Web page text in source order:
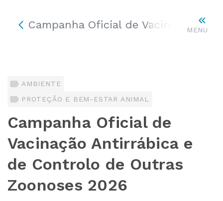
MENU
Campanha Oficial de Vacinação
AMBIENTE
PROTEÇÃO E BEM-ESTAR ANIMAL
Campanha Oficial de
Vacinação Antirrábica e
de Controlo de Outras
Zoonoses 2026